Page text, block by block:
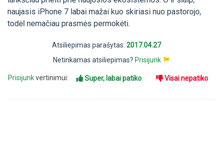
naujasis iPhone 7 labai mažai kuo skiriasi nuo pastorojo,
todėl nemačiau prasmės permokėti.
Atsiliepimas parašytas: 2017.04.27
Netinkamas atsiliepimas? Prisijunk
Prisijunkvertinimui: Super, labai patiko Visai nepatiko